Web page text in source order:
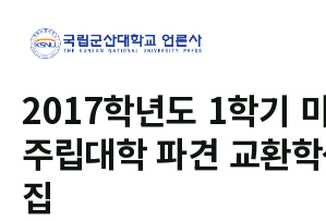
2017학년도 1학기
주립대학 파견 교환
집